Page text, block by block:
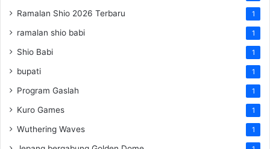
Ramalan Shio 2026 Terbaru 1
ramalan shio babi 1
Shio Babi 1
bupati 1
Program Gaslah 1
Kuro Games 1
Wuthering Waves 1